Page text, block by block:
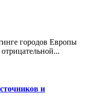
городов Европы
и